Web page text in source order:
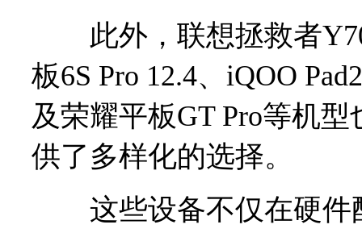
此外，联想拯救者
板6S Pro 12.4、iQOO
及荣耀平板GT Pro等机
供了多样化的选择。
这些设备不仅在硬件